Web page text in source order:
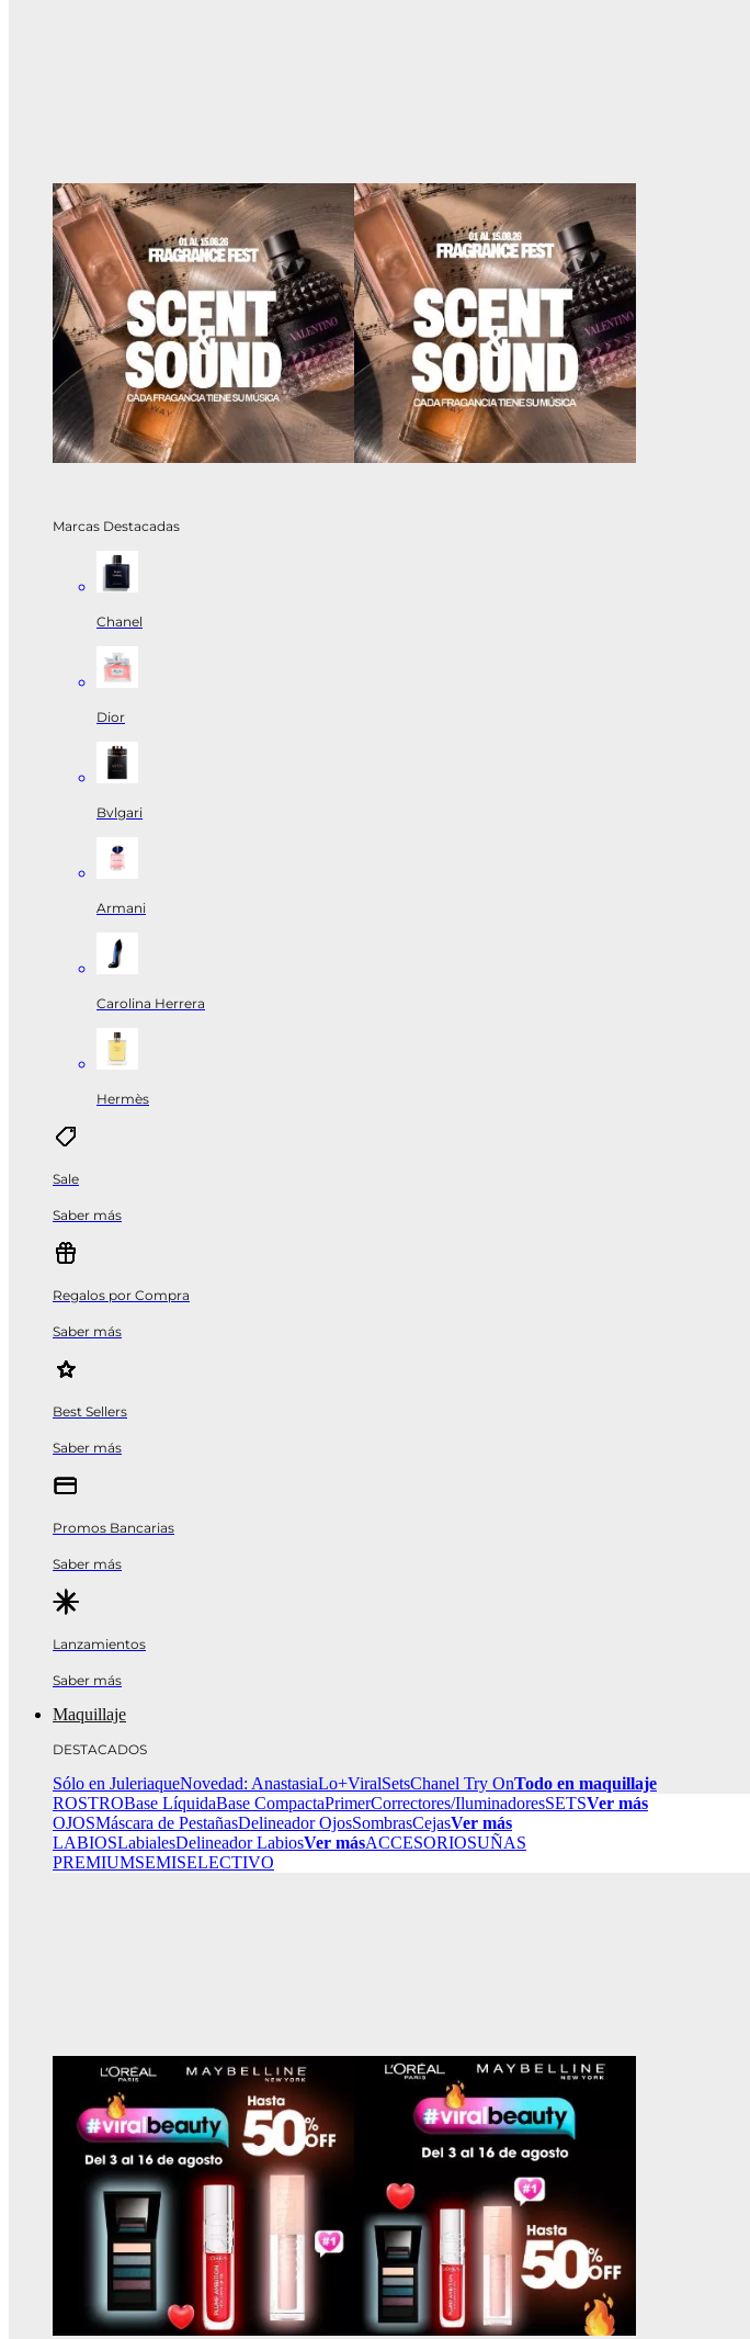
Marcas Destacadas
Chanel
Dior
Bvlgari
Armani
Carolina Herrera
Hermès
Sale
Saber más
Regalos por Compra
Saber más
Best Sellers
Saber más
Promos Bancarias
Saber más
Lanzamientos
Saber más
Maquillaje
DESTACADOS
Sólo en JuleriaqueNovedad: AnastasiaLo+ViralSetsChanel Try OnTodo en maquillaje
ROSTROBase LíquidaBase CompactaPrimerCorrectores/IluminadoresSETSVer más
OJOSMáscara de PestañasDelineador OjosSombrasCejasVer más
LABIOSLabialesDelineador LabiosVer másACCESORIOSUÑAS
PREMIUMSEMISELECTIVO